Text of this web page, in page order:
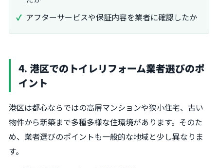
アフターサービスや保証内容を業者に確認したか
4. 港区でのトイレリフォーム業者選びのポ
イント
港区は都心ならではの高層マンションや狭小住宅、古い
物件から新築まで多種多様な住環境があります。そのた
め、業者選びのポイントも一般的な地域と少し異なりま
す。